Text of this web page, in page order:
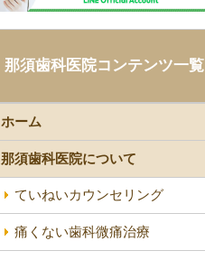
那須歯科医院コンテンツ一覧
ホーム
那須歯科医院について
ていねいカウンセリング
痛くない歯科微痛治療